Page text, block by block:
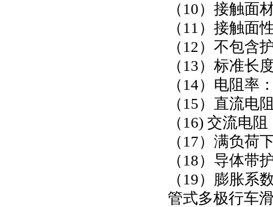
（10）接触面
（11）接触面
（ 12）不包含
（13）标准长
（ 14）电阻率
（ 15）直流电
（ 16) 交流电阻
（ 17）满负荷
（ 18）导体带
（ 19）膨胀系
管式多极行车